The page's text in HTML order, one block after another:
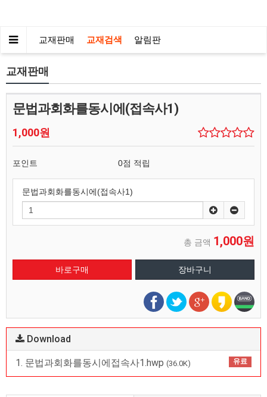
교재판매 교재검색 알림판
교재판매
문법과회화를동시에(접속사1)
1,000원
포인트 0점 적립
문법과회화를동시에(접속사1)
총 금액 1,000원
Download
1. 문법과회화를동시에접속사1.hwp (36.0K) 유료